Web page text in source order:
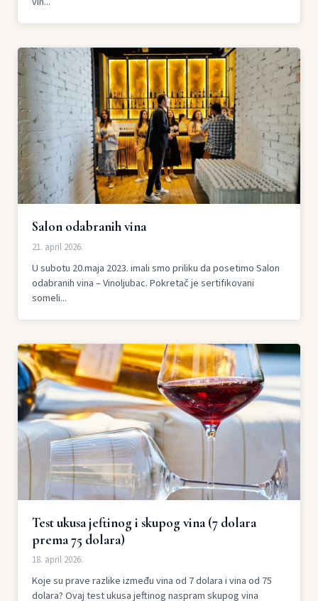
Salon odabranih vina
21. april 2026.
U subotu 20.maja 2023. imali smo priliku da posetimo Salon
odabranih vina – Vinoljubac. Pokretač je sertifikovani
someli...
Test ukusa jeftinog i skupog vina (7 dolara
prema 75 dolara)
18. april 2026.
Koje su prave razlike između vina od 7 dolara i vina od 75
dolara? Ovaj test ukusa jeftinog naspram skupog vina